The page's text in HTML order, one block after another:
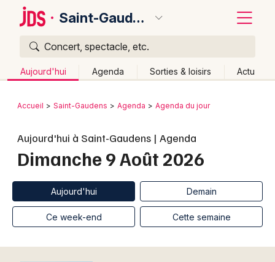
Saint-Gaudens
Concert, spectacle, etc.
Aujourd'hui Agenda Sorties & loisirs Actu
Publier un événement
Grands événements
Activité & Expérience
Colmar
Lille
Lyon
Marseille
Retour
Accueil Saint-Gaudens Agenda Agenda du jour
Aujourd'hui à Saint-Gaudens | Agenda
Dimanche 9 Août 2026
Aujourd'hui Demain
Ce week-end Cette semaine
Quoi ?
Où ?
Midi-Pyrénées
Partout Près de moi Changer de lieu
Quand ?
Effacer les dates
Aujourd'hui
Demain Ce week-end Autre